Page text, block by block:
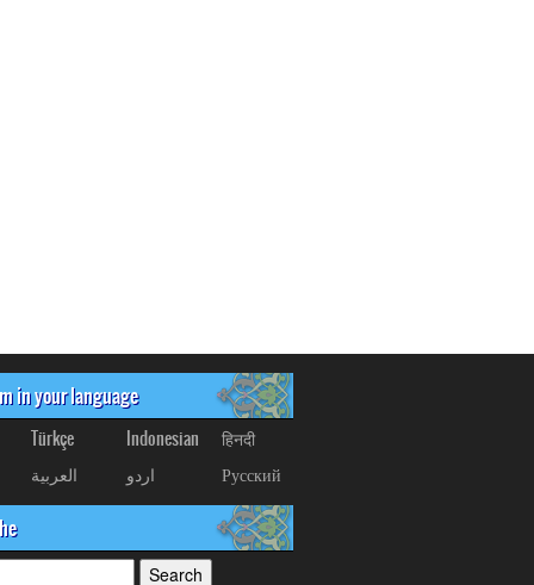
in your language
Türkçe Indonesian
हिनदी
العربیة
اردو Русский